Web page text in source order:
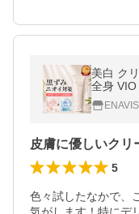
美白 ク
全身 VIO
素沈着
ENAVIS
皮膚に優しいクリ
5
色々試したなかで、